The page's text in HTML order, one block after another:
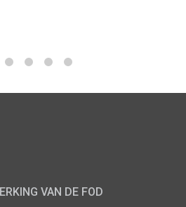
VAN DE FOD